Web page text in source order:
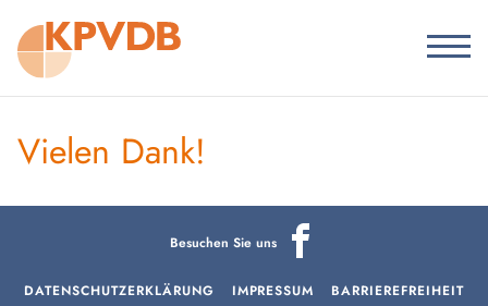
Vielen Dank!
Besuchen Sie uns
DATENSCHUTZERKLÄRUNG IMPRESSUM BARRIEREFREIHEIT